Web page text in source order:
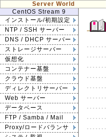
Server World
CentOS Stream 9
インストール/初期設定
NTP / SSH サーバー
DNS / DHCP サーバー
ストレージサーバー
仮想化
コンテナー基盤
クラウド基盤
ディレクトリサーバー
Web サーバー
データベース
FTP / Samba / Mail
Proxy/ロードバランサ